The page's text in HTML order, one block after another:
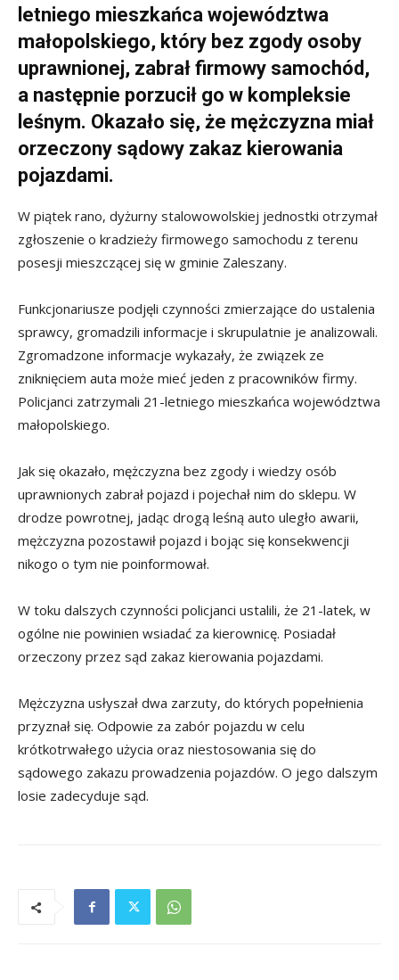
letniego mieszkańca województwa
małopolskiego, który bez zgody osoby
uprawnionej, zabrał firmowy samochód,
a następnie porzucił go w kompleksie
leśnym. Okazało się, że mężczyzna miał
orzeczony sądowy zakaz kierowania
pojazdami.
W piątek rano, dyżurny stalowowolskiej jednostki otrzymał
zgłoszenie o kradzieży firmowego samochodu z terenu
posesji mieszczącej się w gminie Zaleszany.
Funkcjonariusze podjęli czynności zmierzające do ustalenia
sprawcy, gromadzili informacje i skrupulatnie je analizowali.
Zgromadzone informacje wykazały, że związek ze
zniknięciem auta może mieć jeden z pracowników firmy.
Policjanci zatrzymali 21-letniego mieszkańca województwa
małopolskiego.
Jak się okazało, mężczyzna bez zgody i wiedzy osób
uprawnionych zabrał pojazd i pojechał nim do sklepu. W
drodze powrotnej, jadąc drogą leśną auto uległo awarii,
mężczyzna pozostawił pojazd i bojąc się konsekwencji
nikogo o tym nie poinformował.
W toku dalszych czynności policjanci ustalili, że 21-latek, w
ogólne nie powinien wsiadać za kierownicę. Posiadał
orzeczony przez sąd zakaz kierowania pojazdami.
Mężczyzna usłyszał dwa zarzuty, do których popełnienia
przyznał się. Odpowie za zabór pojazdu w celu
krótkotrwałego użycia oraz niestosowania się do
sądowego zakazu prowadzenia pojazdów. O jego dalszym
losie zadecyduje sąd.